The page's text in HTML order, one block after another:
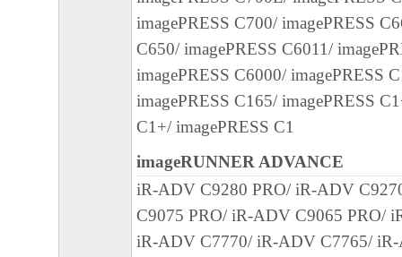
(3) キヤノン、キヤノンのライセンサー、
社、キヤノンの関連会社、それらの販売代
店のいずれも、「本ソフトウェア」、また
ェア」の使用に起因または関連してお客様
に生じたいかなる紛争についても、一切責
のとします。
８．契約期間
(1) 本契約書は、お客様が、『同意』を示
クリックした時点、または「本ソフトウェ
imagePRESS C700/ imagePRESS
C650/ imagePRESS C6011/
imagePRESS C6000/ imagePRESS
imagePRESS C165/ imagePRESS
C1+/ imagePRESS C1
imageRUNNER ADVANCE
iR-ADV C9280 PRO/ iR-ADV
C9075 PRO/ iR-ADV C9065 PRO/
iR-ADV C7770/ iR-ADV C7765/